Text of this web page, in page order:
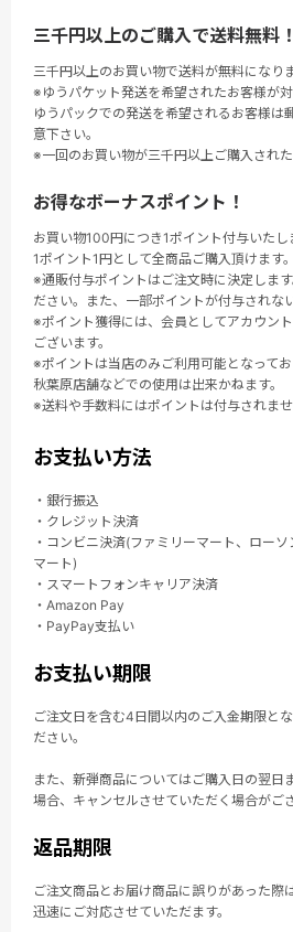
三千円以上のご購入で送料無料！
三千円以上のお買い物で送料が無料になりま
※ゆうパケット発送を希望されたお客様が対
ゆうパックでの発送を希望されるお客様は
意下さい。
※一回のお買い物が三千円以上ご購入された
お得なボーナスポイント！
お買い物100円につき1ポイント付与いたし
1ポイント1円として全商品ご購入頂けます。
※通販付与ポイントはご注文時に決定しま
ださい。また、一部ポイントが付与されな
※ポイント獲得には、会員としてアカウン
ございます。
※ポイントは当店のみご利用可能となって
秋葉原店舗などでの使用は出来かねます。
※送料や手数料にはポイントは付与されませ
お支払い方法
・銀行振込
・クレジット決済
・コンビニ決済(ファミリーマート、ロー
マート)
・スマートフォンキャリア決済
・Amazon Pay
・PayPay支払い
お支払い期限
ご注文日を含む4日間以内のご入金期限と
ださい。
また、新弾商品についてはご購入日の翌日
場合、キャンセルさせていただく場合がご
返品期限
ご注文商品とお届け商品に誤りがあった際
迅速にご対応させていただます。